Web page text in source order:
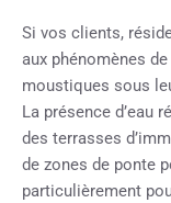
Si vos clients,
aux phénomènes de
moustiques sous
La présence d’eau
des terrasses
de zones de ponte
particulièrement